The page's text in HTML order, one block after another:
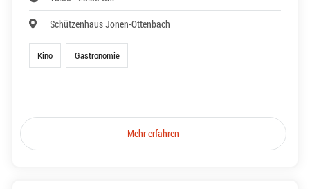
Schützenhaus Jonen-Ottenbach
Kino Gastronomie
Mehr erfahren